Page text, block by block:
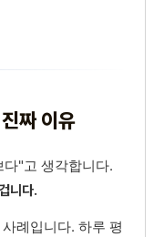
짜 이유
"고 생각합니다.
니다.
례입니다. 하루 평